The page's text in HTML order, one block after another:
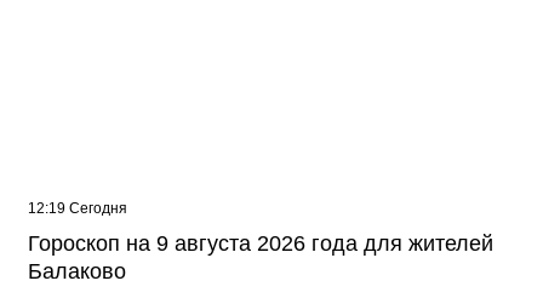
12:19 Сегодня
Гороскоп на 9 августа 2026 года для жителей
Балаково